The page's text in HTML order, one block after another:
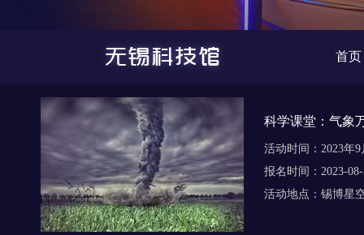
首页
科学课堂：气象
活动时间： 2023年
报名时间： 2023-
活动地点： 锡博星